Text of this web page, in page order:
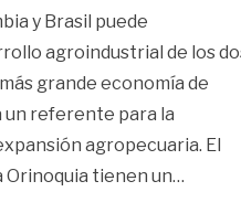
y Brasil puede
agroindustrial de los
grande economía de
referente para la
agropecuaria. El
tienen un…